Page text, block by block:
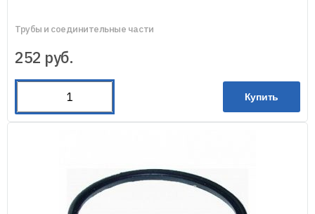
Трубы и соединительные части
252 руб.
Купить